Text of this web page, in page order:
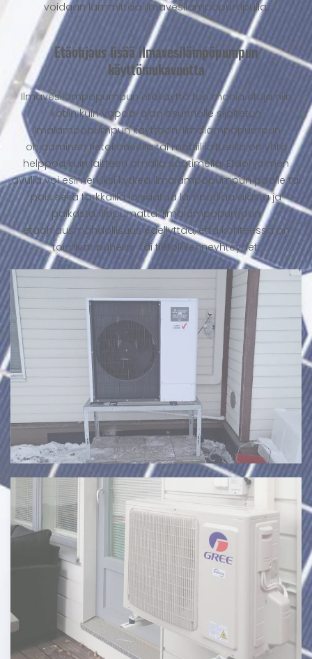
voidaan lämmittää ilmavesilämpöpumpulla.
Etäohjaus lisää ilmavesilämpöpumpun
käyttömukavuutta
Ilmavesilämpöpumpun etäkäyttö tuo monia etuja niin
kotiin kuin vapaa-ajan asunnolle sijoitetun
ilmalämpöpumpun käyttöön. Ilmalämpöpumpun
ohjaaminen tietokoneella tai mobiililaitteella on yhtä
helppoa kuin laitteen omalla säätimellä. Etäohjaimen
avulla voi esimerkiksi kytkeä ilmalämpöpumpun päälle tai
pois sekä tarkkailla ja säätää lämpötilaa ajasta ja
paikasta riippumatta. Ilmalämpöpumpun
etäohjausmahdollisuus edellyttää, että kohteessa on
toimivat puhelin- tai tietoliikenneyhteydet.